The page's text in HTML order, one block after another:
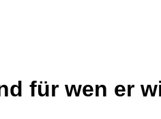
für wen er